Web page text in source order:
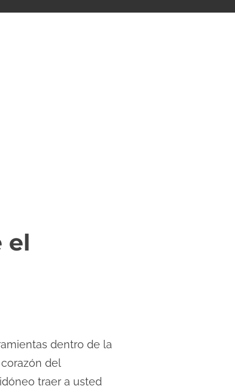
el
dentro de la
del
traer a usted